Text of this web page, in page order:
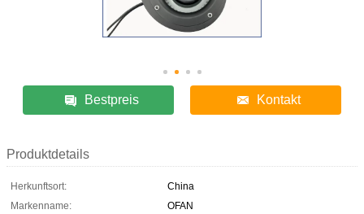
Bestpreis Kontakt
Produktdetails
Herkunftsort:
China
Markenname:
OFAN